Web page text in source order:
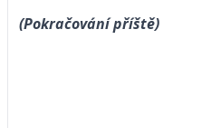
(Pokračování příště)